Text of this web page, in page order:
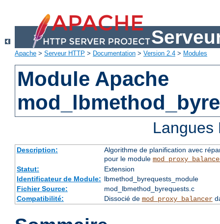
Apache > Serveur HTTP > Documentation > Version 2.4 > Modules
Module Apache
Description:
Algorithme de planification avec
pour le module
Statut:
Extension
Identificateur de Module: lbmethod_byrequests_module
Fichier Source:
mod_lbmethod_byrequests.c
Compatibilité:
Dissocié de mod_proxy_balancer